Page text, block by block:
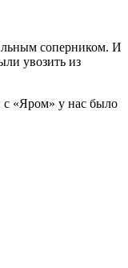
соперником. И
увозить из
с «Яром» у нас было